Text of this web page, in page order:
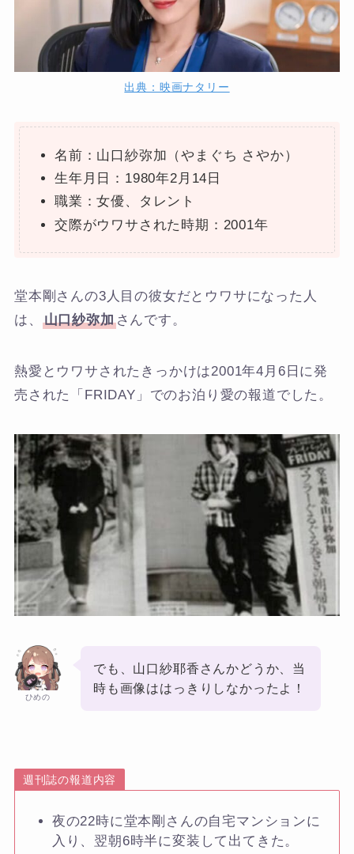
出典：映画ナタリー
名前：山口紗弥加（やまぐち さやか）
生年月日：1980年2月14日
職業：女優、タレント
交際がウワサされた時期：2001年
堂本剛さんの3人目の彼女だとウワサになった人
は、
山口紗弥加さんです。
熱愛とウワサされたきっかけは2001年4月6日に発
売された「FRIDAY」でのお泊り愛の報道でした。
ひめの
でも、山口紗耶香さんかどうか、当
時も画像ははっきりしなかったよ！
週刊誌の報道内容
夜の22時に堂本剛さんの自宅マンションに
入り、翌朝6時半に変装して出てきた。